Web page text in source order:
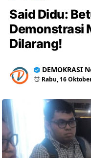
Said Didu:
Demonstrasi
Dilarang!
DEMOKRASI
Rabu, 16